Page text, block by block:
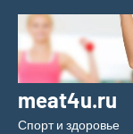
Перейти
содержимому
meat4u.ru
Спорт и здоровье